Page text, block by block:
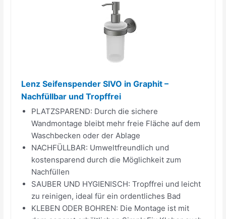
Lenz Seifenspender SIVO in Graphit –
Nachfüllbar und Tropffrei
PLATZSPAREND: Durch die sichere
Wandmontage bleibt mehr freie Fläche auf dem
Waschbecken oder der Ablage
NACHFÜLLBAR: Umweltfreundlich und
kostensparend durch die Möglichkeit zum
Nachfüllen
SAUBER UND HYGIENISCH: Tropffrei und leicht
zu reinigen, ideal für ein ordentliches Bad
KLEBEN ODER BOHREN: Die Montage ist mit